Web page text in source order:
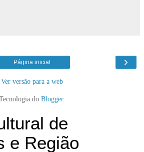
›
Página inicial
Ver versão para a web
do Blogger.
de
e Região